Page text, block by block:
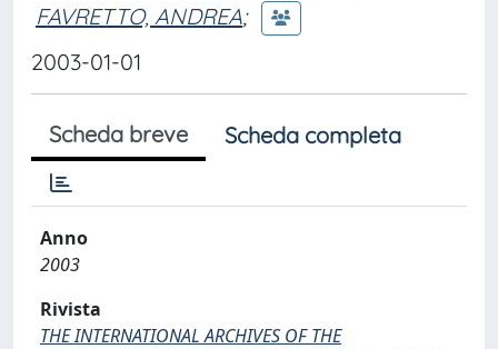
FAVRETTO, ANDREA;
2003-01-01
Scheda breve Scheda completa
Anno
2003
Rivista
THE INTERNATIONAL ARCHIVES OF THE